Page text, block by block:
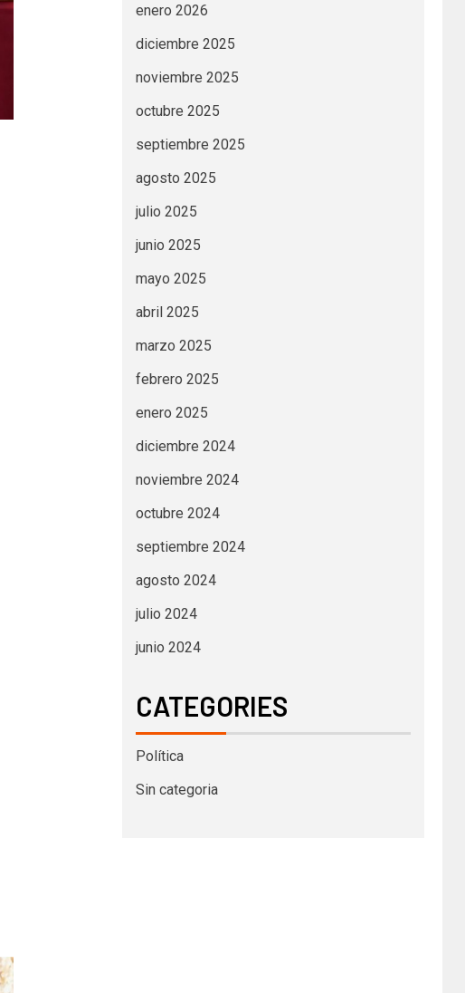
enero 2026
diciembre 2025
noviembre 2025
octubre 2025
septiembre 2025
agosto 2025
julio 2025
junio 2025
mayo 2025
abril 2025
marzo 2025
febrero 2025
enero 2025
diciembre 2024
noviembre 2024
octubre 2024
septiembre 2024
agosto 2024
julio 2024
junio 2024
CATEGORIES
Política
Sin categoria